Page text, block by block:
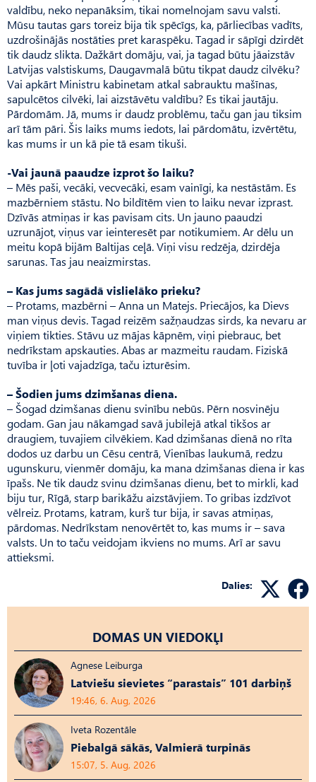
valdību, neko nepanāksim, tikai nomelnojam savu valsti.
Mūsu tautas gars toreiz bija tik spēcīgs, ka, pārliecības vadīts,
uzdrošinājās nostāties pret karaspēku. Tagad ir sāpīgi dzirdēt
tik daudz slikta. Dažkārt domāju, vai, ja tagad būtu jāaizstāv
Latvijas valstiskums, Daugavmalā būtu tikpat daudz cilvēku?
Vai apkārt Ministru kabinetam atkal sabrauktu mašīnas,
sapulcētos cilvēki, lai aizstāvētu valdību? Es tikai jautāju.
Pārdo­mām. Jā, mums ir daudz problēmu, taču gan jau tiksim
arī tām pāri. Šis laiks mums iedots, lai pārdomātu, izvērtētu,
kas mums ir un kā pie tā esam tikuši.
-Vai jaunā paaudze izprot šo laiku?
– Mēs paši, vecāki, vecvecāki, esam vainīgi, ka nestāstām. Es
mazbērniem stāstu. No bildītēm vien to laiku nevar izprast.
Dzīvās atmiņas ir kas pavisam cits. Un jauno paaudzi
uzrunājot, viņus var ieinteresēt par notikumiem. Ar dēlu un
meitu kopā bijām Baltijas ceļā. Viņi visu redzēja, dzirdēja
sarunas. Tas jau neaizmirstas.
– Kas jums sagādā vislielāko prieku?
– Protams, mazbērni – Anna un Matejs. Priecājos, ka Dievs
man viņus devis. Tagad reizēm sažņaudzas sirds, ka nevaru ar
viņiem tikties. Stāvu uz mājas kāpnēm, viņi piebrauc, bet
nedrīkstam apskauties. Abas ar mazmeitu raudam. Fiziskā
tuvība ir ļoti vajadzīga, taču izturēsim.
– Šodien jums dzimšanas diena.
– Šogad dzimšanas dienu svinību nebūs. Pērn nosvinēju
godam. Gan jau nākamgad savā jubilejā atkal tikšos ar
draugiem, tuvajiem cilvēkiem. Kad dzimšanas dienā no rīta
dodos uz darbu un Cēsu centrā, Vienības laukumā, redzu
ugunskuru, vienmēr domāju, ka mana dzimšanas diena ir kas
īpašs. Ne tik daudz svinu dzimšanas dienu, bet to mirkli, kad
biju tur, Rīgā, starp barikāžu aizstāvjiem. To gribas izdzīvot
vēlreiz. Protams, katram, kurš tur bija, ir savas atmiņas,
pārdomas. Nedrīk­stam nenovērtēt to, kas mums ir – sava
valsts. Un to taču veidojam ikviens no mums. Arī ar savu
attieksmi.
Dalies:
DOMAS UN VIEDOKĻI
Agnese Leiburga
Latviešu sievietes “parastais” 101 darbiņš
19:46, 6. Aug, 2026
Iveta Rozentāle
Piebalgā sākās, Valmierā turpinās
15:07, 5. Aug, 2026